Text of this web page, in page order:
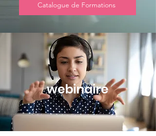
Catalogue de Formations
webinaire